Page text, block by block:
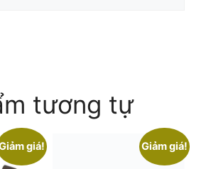
tương tự
giá! Giảm giá!